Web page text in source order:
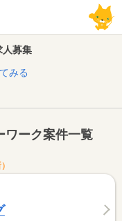
募集
みる
ワーク案件一覧